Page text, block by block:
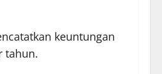
keuntungan
tahun.